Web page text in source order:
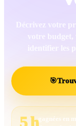
Décrivez votre
votre budget,
identifier les
🎯
gagnées en